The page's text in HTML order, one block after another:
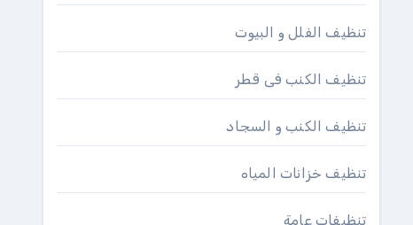
تنظيف الفلل و البيوت
تنظيف الكنب فى قطر
تنظيف الكنب و السجاد
تنظيف خزانات المياه
تنظيفات عامة